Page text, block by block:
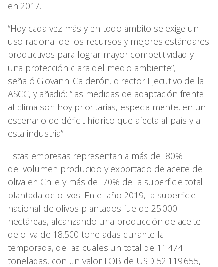
en 2017.
“Hoy cada vez más y en todo ámbito se exige un
uso racional de los recursos y mejores estándares
productivos para lograr mayor competitividad y
una protección clara del medio ambiente”,
señaló Giovanni Calderón, director Ejecutivo de la
ASCC, y añadió: “las medidas de adaptación frente
al clima son hoy prioritarias, especialmente, en un
escenario de déficit hídrico que afecta al país y a
esta industria”.
Estas empresas representan a más del 80%
del volumen producido y exportado de aceite de
oliva en Chile y más del 70% de la superficie total
plantada de olivos. En el año 2019, la superficie
nacional de olivos plantados fue de 25.000
hectáreas, alcanzando una producción de aceite
de oliva de 18.500 toneladas durante la
temporada, de las cuales un total de 11.474
toneladas, con un valor FOB de USD 52.119.655,